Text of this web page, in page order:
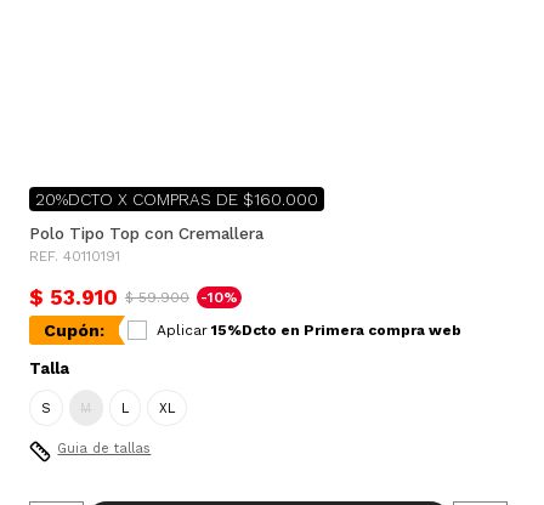
20%DCTO X COMPRAS DE $160.000
Polo Tipo Top con Cremallera
REF. 40110191
$ 53.910 $ 59.900 -10%
Cupón: Aplicar 15%Dcto en Primera compra web
Talla
S M L XL
Guia de tallas